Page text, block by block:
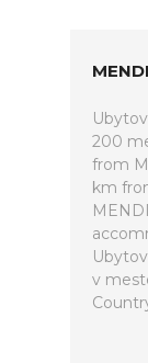
200
from
km
v